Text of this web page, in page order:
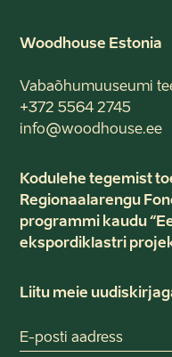
Woodhouse Estonia
Vabaõhumuuseumi
+372 5564 2745
info@woodhouse.ee
Kodulehe tegemist
Regionaalarengu
programmi kaudu
ekspordiklastri
Liitu meie